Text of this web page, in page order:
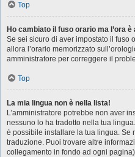
Top
Ho cambiato il fuso orario ma l’ora
Se sei sicuro di aver impostato il fuso
allora l’orario memorizzato
amministratore per correggere il
Top
La mia lingua non è nella lista!
L’amministratore potrebbe non aver
nessuno lo ha tradotto nella tua
è possibile installare la tua lingua. Se
traduzione. Puoi trovare altre
collegamento in fondo ad ogni